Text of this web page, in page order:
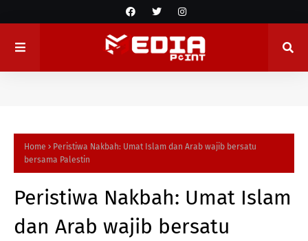
Home
Peristiwa Nakbah: Umat Islam dan Arab wajib bersatu
bersama Palestin
Peristiwa Nakbah: Umat Islam
dan Arab wajib bersatu